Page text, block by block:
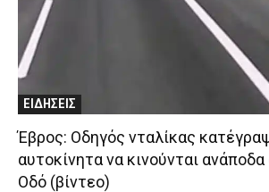
ΕΙΔΗΣΕΙΣ
Έβρος: Οδηγός νταλίκας
αυτοκίνητα να κινούνται
Οδό (βίντεο)